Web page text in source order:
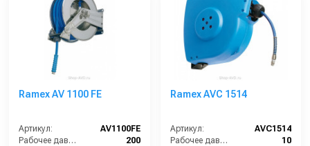
Ramex AV 1100 FE
Артикул:
AV1100FE
Рабочее давление (бар):
200
Ramex AVС 1514
Артикул:
AVC1514
Рабочее давление (бар):
10